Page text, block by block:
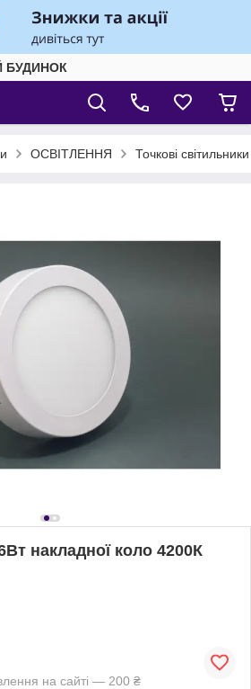
БУДИНОК
ОСВІТЛЕННЯ Точкові
накладної коло 4200К
на сайті — 200 ₴